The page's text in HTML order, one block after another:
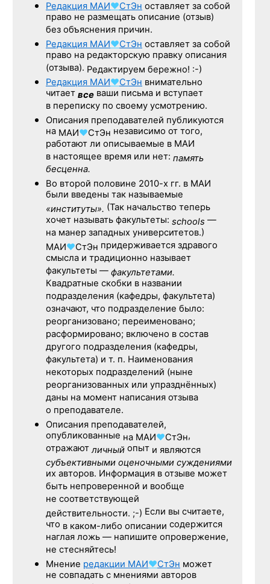
Редакция МАИ♥СтЭн оставляет за собой
право не размещать описание (отзыв)
без объяснения причин.
Редакция МАИ♥СтЭн оставляет за собой
право на редакторскую правку описания
(отзыва). Редактируем бережно! :-)
Редакция МАИ♥СтЭн внимательно
читает все ваши письма и вступает
в переписку по своему усмотрению.
Описания преподавателей публикуются
на МАИ♥СтЭн независимо от того,
работают ли описываемые в МАИ
в настоящее время или нет: память
бесценна.
Во второй половине 2010-х гг. в МАИ
были введены так называемые
«институты». (Так начальство теперь
хочет называть факультеты: schools —
на манер западных университетов.)
МАИ♥СтЭн придерживается здравого
смысла и традиционно называет
факультеты — факультетами.
Квадратные скобки в названии
подразделения (кафедры, факультета)
означают, что подразделение было:
реорганизовано; переименовано;
расформировано; включено в состав
другого подразделения (кафедры,
факультета) и т. п. Наименования
некоторых подразделений (ныне
реорганизованных или упразднённых)
даны на момент написания отзыва
о преподавателе.
Описания преподавателей,
опубликованные на МАИ♥СтЭн,
отражаютличный опыт и являются
субъективными оценочными суждениями
их авторов. Информация в отзыве может
быть непроверенной и вообще
не соответствующей
действительности. ;-) Если вы считаете,
что в каком-либо описании содержится
наглая ложь — напишите опровержение,
не стесняйтесь!
Мнение редакции МАИ♥СтЭн может
не совпадать с мнениями авторов